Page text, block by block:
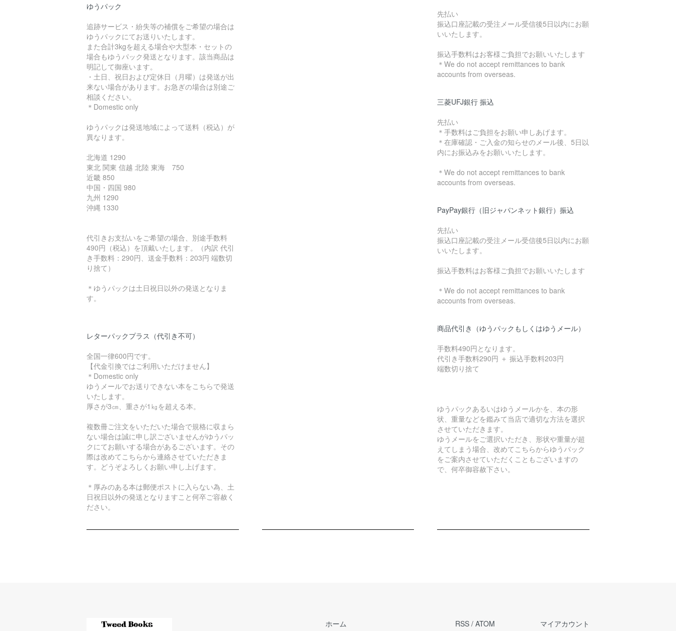
ゆうパック
追跡サービス・紛失等の補償をご希望の場合は
ゆうパックにてお送りいたします。
また合計3kgを超える場合や大型本・セットの
場合もゆうパック発送となります。該当商品は
明記して御座います。
・土日、祝日および定休日（月曜）は発送が出
来ない場合があります。お急ぎの場合は別途ご
相談ください。
＊Domestic only
ゆうパックは発送地域によって送料（税込）が
異なります。
北海道 1290
東北 関東 信越 北陸 東海 750
近畿 850
中国・四国 980
九州 1290
沖縄 1330
代引きお支払いをご希望の場合、別途手数料
490円（税込）を頂戴いたします。（内訳 代引
き手数料：290円、送金手数料：203円 端数切
り捨て）
＊ゆうパックは土日祝日以外の発送となりま
す。
レターパックプラス（代引き不可）
全国一律600円です。
【代金引換ではご利用いただけません】
＊Domestic only
ゆうメールでお送りできない本をこちらで発送
いたします。
厚さが3㎝、重さが1㎏を超える本。
複数冊ご注文をいただいた場合で規格に収まら
ない場合は誠に申し訳ございませんがゆうパッ
クにてお願いする場合があるございます。その
際は改めてこちらから連絡させていただきま
す。どうぞよろしくお願い申し上げます。
＊厚みのある本は郵便ポストに入らない為、土
日祝日以外の発送となりますこと何卒ご容赦く
ださい。
先払い
振込口座記載の受注メール受信後5日以内にお願
いいたします。
振込手数料はお客様ご負担でお願いいたします
＊We do not accept remittances to bank
accounts from overseas.
三菱UFJ銀行 振込
先払い
＊手数料はご負担をお願い申しあげます。
＊在庫確認・ご入金の知らせのメール後、5日以
内にお振込みをお願いいたします。
＊We do not accept remittances to bank
accounts from overseas.
PayPay銀行（旧ジャパンネット銀行）振込
先払い
振込口座記載の受注メール受信後5日以内にお願
いいたします。
振込手数料はお客様ご負担でお願いいたします
＊We do not accept remittances to bank
accounts from overseas.
商品代引き（ゆうパックもしくはゆうメール）
手数料490円となります。
代引き手数料290円 ＋ 振込手数料203円
端数切り捨て
ゆうパックあるいはゆうメールかを、本の形
状、重量などを鑑みて当店で適切な方法を選択
させていただきます。
ゆうメールをご選択いただき、形状や重量が超
えてしまう場合、改めてこちらからゆうパック
をご案内させていただくこともございますの
で、何卒御容赦下さい。
ホーム RSS / ATOM マイアカウント